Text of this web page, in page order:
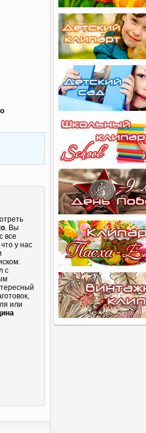
. Вы
все
у нас
с
или